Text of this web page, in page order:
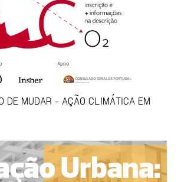
DE MUDAR - AÇÃO CLIMÁTICA EM